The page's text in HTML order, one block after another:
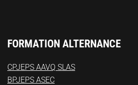
FORMATION ALTERNANCE
CPJEPS AAVQ SLAS
BPJEPS ASEC